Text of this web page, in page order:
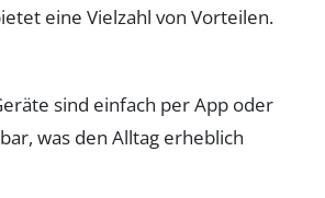
eine Vielzahl von Vorteilen.
sind einfach per App oder
was den Alltag erheblich